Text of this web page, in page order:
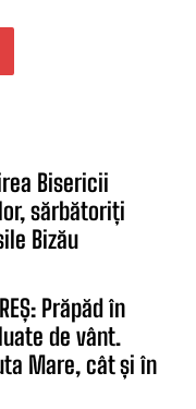
Bisericii
sărbătoriți
Bizău
Prăpăd în
de vânt.
Mare, cât și în